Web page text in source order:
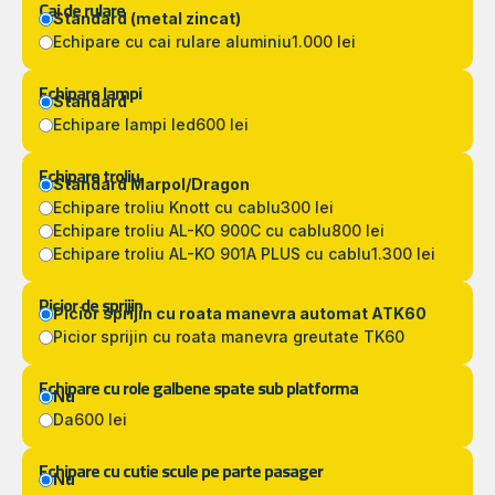
Cai de rulare
Standard (metal zincat)
Echipare cu cai rulare aluminiu1.000 lei
Echipare lampi
Standard
Echipare lampi led600 lei
Echipare troliu
Standard Marpol/Dragon
Echipare troliu Knott cu cablu300 lei
Echipare troliu AL-KO 900C cu cablu800 lei
Echipare troliu AL-KO 901A PLUS cu cablu1.300 lei
Picior de sprijin
Picior sprijin cu roata manevra automat ATK60
Picior sprijin cu roata manevra greutate TK60
Echipare cu role galbene spate sub platforma
Nu
Da600 lei
Echipare cu cutie scule pe parte pasager
Nu